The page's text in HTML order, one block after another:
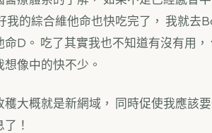
我的綜合維他命也快吃完了， 我就
命D。 吃了其實我也不知道有沒有用
像中的快不少。
穫大概就是新網域， 同時促使我應該
！